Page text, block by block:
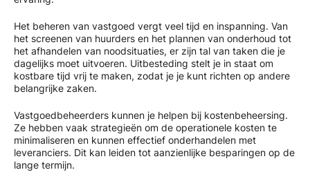
Het beheren van vastgoed vergt veel tijd en inspanning. Van
het screenen van huurders en het plannen van onderhoud tot
het afhandelen van noodsituaties, er zijn tal van taken die je
dagelijks moet uitvoeren. Uitbesteding stelt je in staat om
kostbare tijd vrij te maken, zodat je je kunt richten op andere
belangrijke zaken.
Vastgoedbeheerders kunnen je helpen bij kostenbeheersing.
Ze hebben vaak strategieën om de operationele kosten te
minimaliseren en kunnen effectief onderhandelen met
leveranciers. Dit kan leiden tot aanzienlijke besparingen op de
lange termijn.